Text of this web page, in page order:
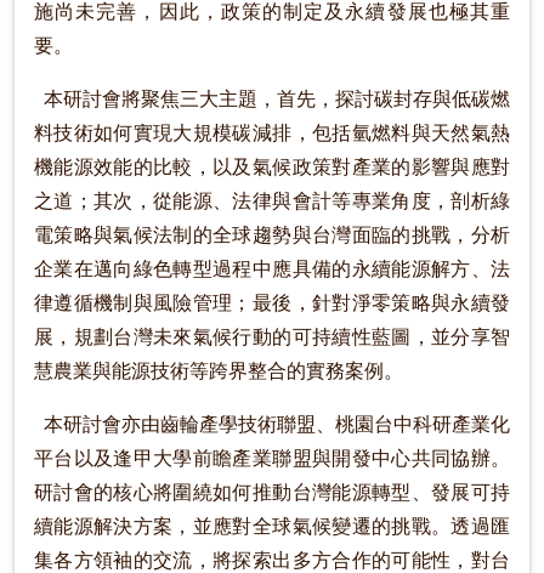
施尚未完善，因此，政策的制定及永續發展也極其重
要。
本研討會將聚焦三大主題，首先，探討碳封存與低碳燃
料技術如何實現大規模碳減排，包括氫燃料與天然氣熱
機能源效能的比較，以及氣候政策對產業的影響與應對
之道；其次，從能源、法律與會計等專業角度，剖析綠
電策略與氣候法制的全球趨勢與台灣面臨的挑戰，分析
企業在邁向綠色轉型過程中應具備的永續能源解方、法
律遵循機制與風險管理；最後，針對淨零策略與永續發
展，規劃台灣未來氣候行動的可持續性藍圖，並分享智
慧農業與能源技術等跨界整合的實務案例。
本研討會亦由齒輪產學技術聯盟、桃園台中科研產業化
平台以及逢甲大學前瞻產業聯盟與開發中心共同協辦。
研討會的核心將圍繞如何推動台灣能源轉型、發展可持
續能源解決方案，並應對全球氣候變遷的挑戰。透過匯
集各方領袖的交流，將探索出多方合作的可能性，對台